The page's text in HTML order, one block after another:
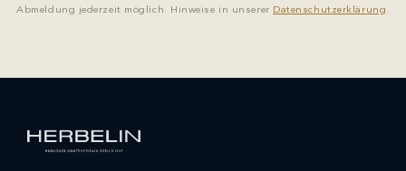
Abmeldung jederzeit möglich. Hinweise in unserer Datenschutzerklärung.